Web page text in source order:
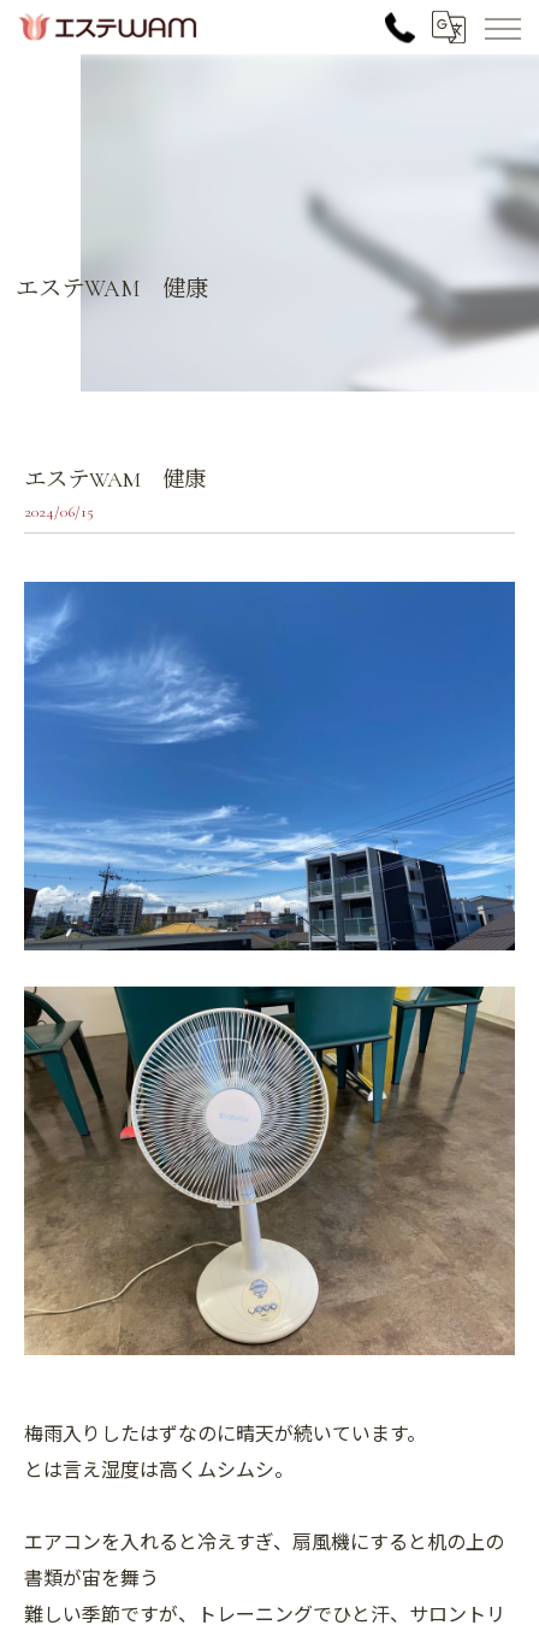
エステWAM 健康
エステWAM 健康
2024/06/15
梅雨入りしたはずなのに晴天が続いています。
とは言え湿度は高くムシムシ。
エアコンを入れると冷えすぎ、扇風機にすると机の上の
書類が宙を舞う
難しい季節ですが、トレーニングでひと汗、サロントリ